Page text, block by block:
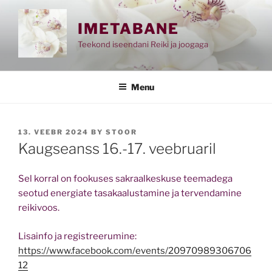
IMETABANE
Teekond iseendani Reiki ja joogaga
Menu
POSTED
ON
13. VEEBR 2024 BY STOOR
Kaugseanss 16.-17. veebruaril
Sel korral on fookuses sakraalkeskuse teemadega
seotud energiate tasakaalustamine ja tervendamine
reikivoos.
Lisainfo ja registreerumine:
https://www.facebook.com/events/20970989306706
12